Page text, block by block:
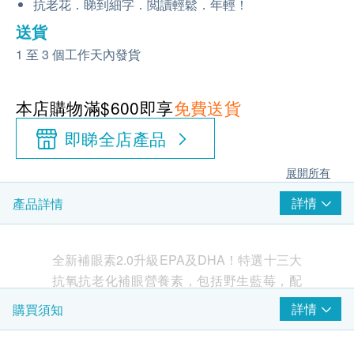
抗老花．睇到細字．閲讀輕鬆．年輕！
送貨
1 至 3 個工作天內發貨
本店購物滿$600即享免費送貨
即睇全店產品
展開所有
產品詳情 詳情
全新補眼素2.0升級EPA及DHA！特選十三大
抗氧抗老化補眼營養素，包括野生藍莓，配
合獨有抗氧化雙酵素成分SOD酵素及Q10酵
素，修補眼睛細胞免受氧化破壞，有效抗眼
購買須知 詳情